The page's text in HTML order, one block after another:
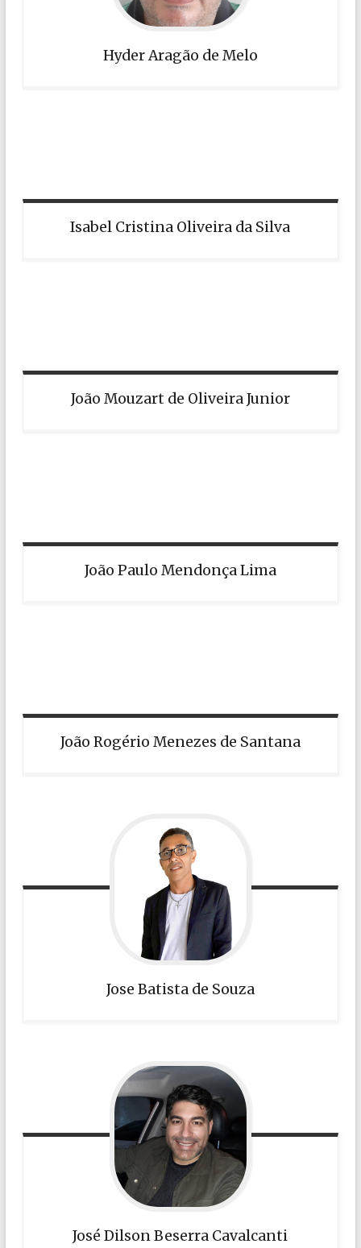
Hyder Aragão de Melo
Isabel Cristina Oliveira da Silva
João Mouzart de Oliveira Junior
João Paulo Mendonça Lima
João Rogério Menezes de Santana
Jose Batista de Souza
José Dilson Beserra Cavalcanti